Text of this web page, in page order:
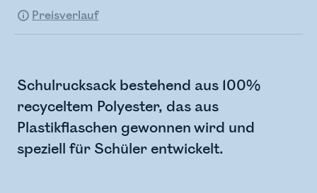
Preisverlauf
Schulrucksack bestehend aus 100%
recyceltem Polyester, das aus
Plastikflaschen gewonnen wird und
speziell für Schüler entwickelt.